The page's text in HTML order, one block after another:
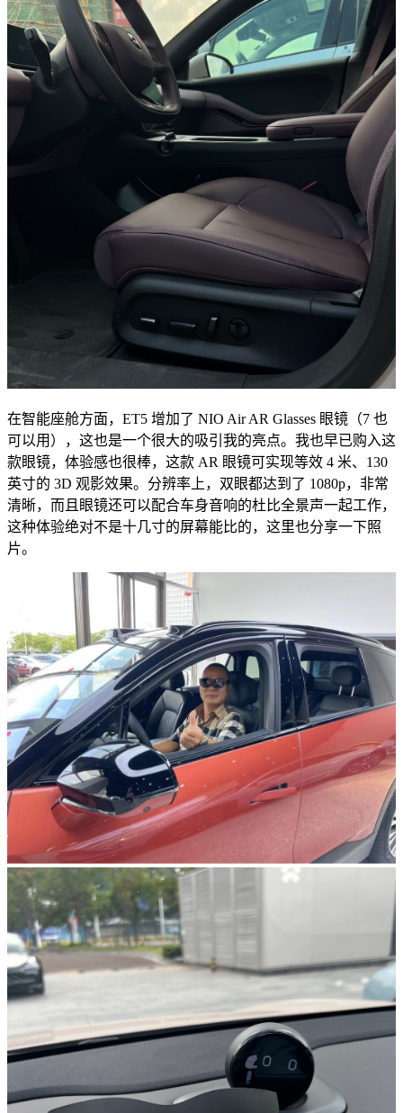
在智能座舱方面，ET5 增加了 NIO Air AR Glasses 眼镜（7 也
可以用），这也是一个很大的吸引我的亮点。我也早已购入这
款眼镜，体验感也很棒，这款 AR 眼镜可实现等效 4 米、130
英寸的 3D 观影效果。分辨率上，双眼都达到了 1080p，非常
清晰，而且眼镜还可以配合车身音响的杜比全景声一起工作，
这种体验绝对不是十几寸的屏幕能比的，这里也分享一下照
片。